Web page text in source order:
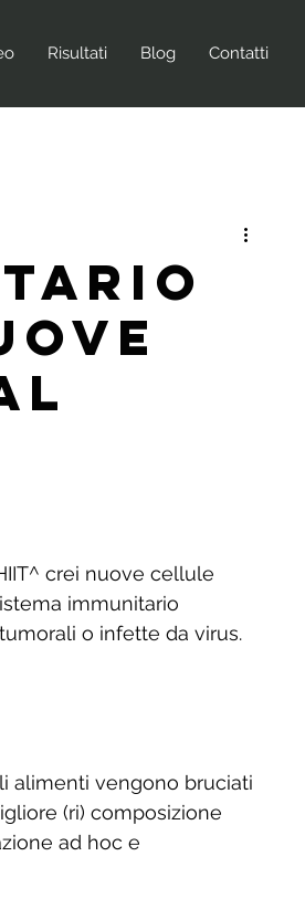
Risultati Blog Contatti
crei nuove cellule
immunitario
o infette da virus.
alimenti vengono bruciati
(ri) composizione
ad hoc e